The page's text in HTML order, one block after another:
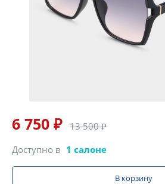
6 750 ₽ 13 500 ₽
Доступно в 1 салоне
В корзину